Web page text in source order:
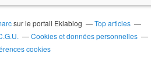
sur le portail Eklablog
Top articles
Cookies et données personnelles
cookies